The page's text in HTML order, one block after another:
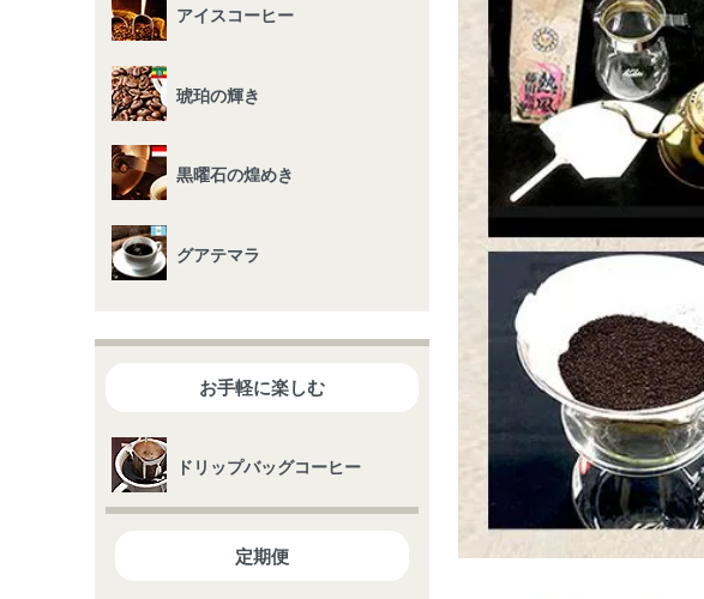
アイスコーヒー
琥珀の輝き
黒曜石の煌めき
グアテマラ
お手軽に楽しむ
ドリップバッグコーヒー
定期便